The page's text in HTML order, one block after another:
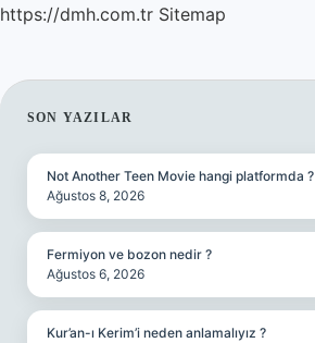
https://dmh.com.tr Sitemap
SIDEBAR
SON YAZILAR
Not Another Teen Movie hangi platformda ?
Ağustos 8, 2026
Fermiyon ve bozon nedir ?
Ağustos 6, 2026
Kur’an-ı Kerim’i neden anlamalıyız ?